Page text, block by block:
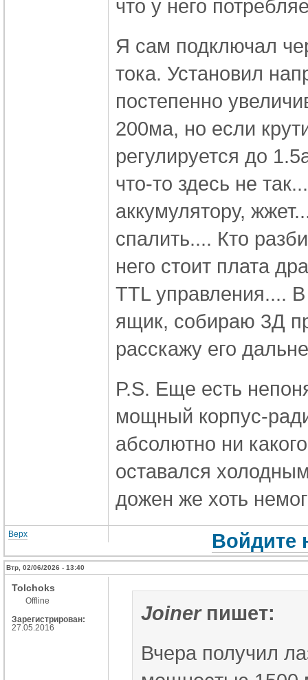
что у него
Я сам подключал
тока. Установил
постепенно
200ма, но если
регулируется до
что-то здесь не
аккумулятору,
спалить.... Кто
него стоит плата
TTL управления....
ящик, собираю 3Д
расскажу его
P.S. Еще есть
мощный корпус-
абсолютно ни
оставался
дожен же хоть
Верх Войдите
Втр, 02/06/2026 - 13:40
Tolchoks
Offline
Зарегистрирован:
27.05.2016
Joinerпишет:
Вчера получил